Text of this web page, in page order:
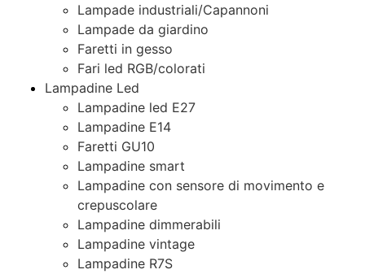
Lampade industriali/Capannoni
Lampade da giardino
Faretti in gesso
Fari led RGB/colorati
Lampadine Led
Lampadine led E27
Lampadine E14
Faretti GU10
Lampadine smart
Lampadine con sensore di movimento e
crepuscolare
Lampadine dimmerabili
Lampadine vintage
Lampadine R7S